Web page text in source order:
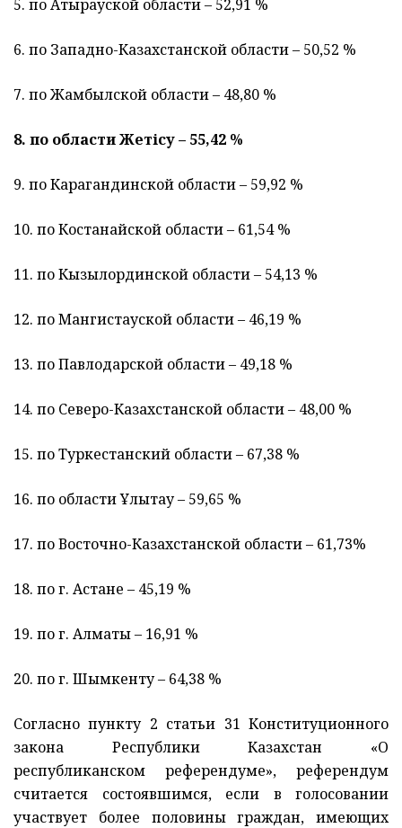
5. по Атырауской области – 52,91 %
6. по Западно-Казахстанской области – 50,52 %
7. по Жамбылской области – 48,80 %
8. по области Жетiсу – 55,42 %
9. по Карагандинской области – 59,92 %
10. по Костанайской области – 61,54 %
11. по Кызылординской области – 54,13 %
12. по Мангистауской области – 46,19 %
13. по Павлодарской области – 49,18 %
14. по Северо-Казахстанской области – 48,00 %
15. по Туркестанский области – 67,38 %
16. по области Ұлытау – 59,65 %
17. по Восточно-Казахстанской области – 61,73%
18. по г. Астане – 45,19 %
19. по г. Алматы – 16,91 %
20. по г. Шымкенту – 64,38 %
Согласно пункту 2 статьи 31 Конституционного
закона Республики Казахстан «О
республиканском референдуме», референдум
считается состоявшимся, если в голосовании
участвует более половины граждан, имеющих